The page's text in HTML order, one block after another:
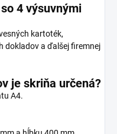
4 výsuvnými
kartoték,
dokladov a ďalšej firemnej
je skriňa určená?
A4.